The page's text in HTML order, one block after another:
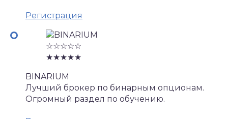
Регистрация
☆☆☆☆☆
★★★★★
BINARIUM
Лучший брокер по бинарным опционам.
Огромный раздел по обучению.